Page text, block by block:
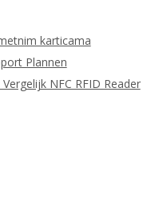
karticama
Plannen
NFC RFID Reader